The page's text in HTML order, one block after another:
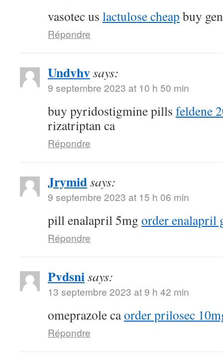
vasotec us lactulose cheap buy
Répondre
Undvhvsays:
9 septembre 2023 at 10 h 50 min
buy pyridostigmine pills feldene
rizatriptan ca
Répondre
Jrymidsays:
9 septembre 2023 at 15 h 06 min
pill enalapril 5mg order enalapril
Répondre
Pvdsnisays:
13 septembre 2023 at 9 h 42 min
omeprazole caorder prilosec
Répondre